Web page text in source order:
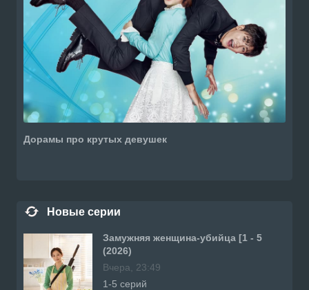
Дорамы про крутых девушек
Новые серии
Замужняя женщина-убийца [1 - 5
(2026)
Вчера, 23:49
1-5 серий